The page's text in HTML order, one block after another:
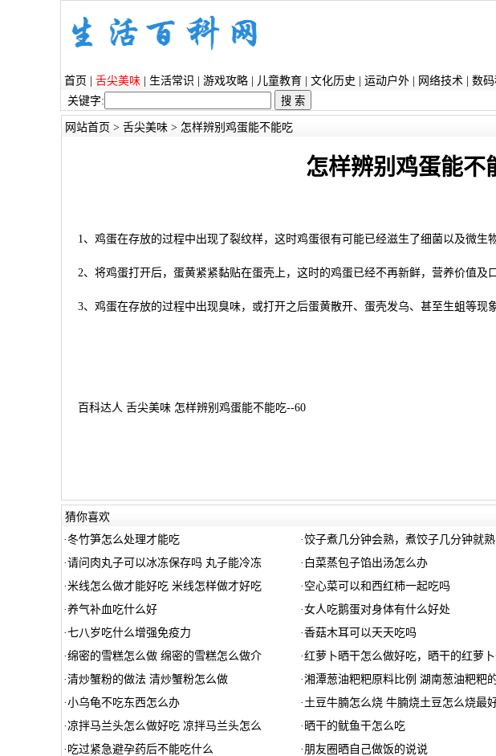
首页 舌尖美味| 生活常识 游戏攻略| 儿童教育| 文化历史 运动户外| 网络技术| 数
关键字:
网站首页 > 舌尖美味> 怎样辨别鸡蛋能不能吃
怎样辨别鸡蛋能不
1、鸡蛋在存放的过程中出现了裂纹样，这时鸡蛋很有可能已经滋生了细菌以及微生
2、将鸡蛋打开后，蛋黄紧紧黏贴在蛋壳上，这时的鸡蛋已经不再新鲜，营养价值及
3、鸡蛋在存放的过程中出现臭味，或打开之后蛋黄散开、蛋壳发乌、甚至生蛆等现
百科达人 舌尖美味 怎样辨别鸡蛋能不能吃--60
猜你喜欢
·冬竹笋怎么处理才能吃 ·饺子煮几分钟会熟，煮饺子几分钟就
·请问肉丸子可以冰冻保存吗 丸子能冷冻 · 白菜蒸包子馅出汤怎么办
·米线怎么做才能好吃 米线怎样做才好吃 · 空心菜可以和西红柿一起吃吗
·养气补血吃什么好 ·女人吃鹅蛋对身体有什么好处
·七八岁吃什么增强免疫力 ·香菇木耳可以天天吃吗
·绵密的雪糕怎么做 绵密的雪糕怎么做介 ·红萝卜晒干怎么做好吃，晒干的红萝
·清炒蟹粉的做法 清炒蟹粉怎么做 ·湘潭葱油粑粑原料比例 湖南葱油粑粑
·小乌龟不吃东西怎么办 · 土豆牛腩怎么烧 牛腩烧土豆怎么烧最
· 凉拌马兰头怎么做好吃 凉拌马兰头怎么 · 晒干的鱿鱼干怎么吃
· 吃过紧急避孕药后不能吃什么 · 朋友圈晒自己做饭的说说